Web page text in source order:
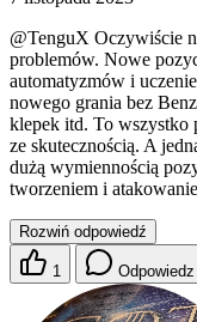
@TenguX Oczywiście
problemów. Nowe
automatyzmów i
nowego grania bez
klepek itd. To wszystko
ze skutecznością. A
dużą wymiennością
tworzeniem i
Rozwiń odpowiedź
1 Odpowiedz